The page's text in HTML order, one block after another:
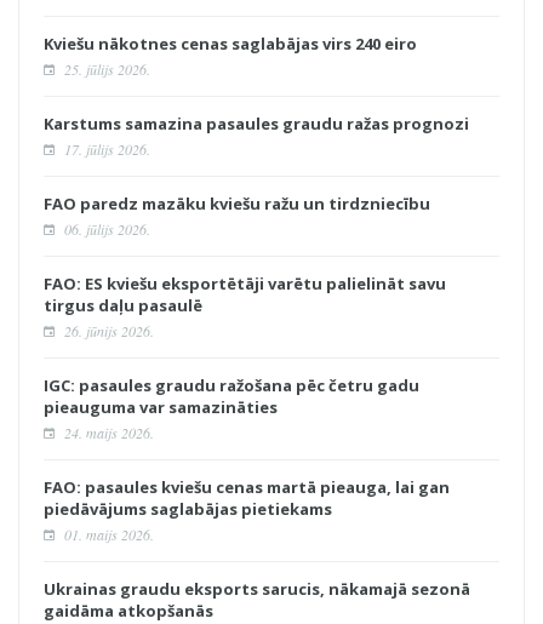
Kviešu nākotnes cenas saglabājas virs 240 eiro
25. jūlijs 2026.
Karstums samazina pasaules graudu ražas prognozi
17. jūlijs 2026.
FAO paredz mazāku kviešu ražu un tirdzniecību
06. jūlijs 2026.
FAO: ES kviešu eksportētāji varētu palielināt savu
tirgus daļu pasaulē
26. jūnijs 2026.
IGC: pasaules graudu ražošana pēc četru gadu
pieauguma var samazināties
24. maijs 2026.
FAO: pasaules kviešu cenas martā pieauga, lai gan
piedāvājums saglabājas pietiekams
01. maijs 2026.
Ukrainas graudu eksports sarucis, nākamajā sezonā
gaidāma atkopšanās